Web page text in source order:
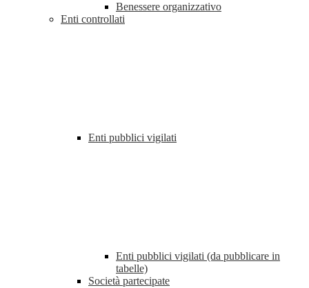
Benessere organizzativo
Enti controllati
Enti pubblici vigilati
Enti pubblici vigilati (da pubblicare in
tabelle)
Società partecipate